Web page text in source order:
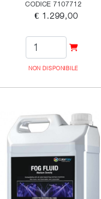
CODICE 7107712
€ 1.299,00
NON DISPONIBILE